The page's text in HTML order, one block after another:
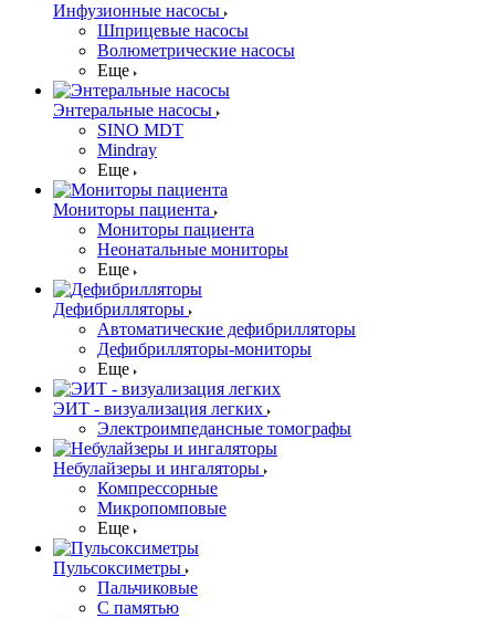
Инфузионные насосы
Шприцевые насосы
Волюметрические насосы
Еще
Энтеральные насосы
SINO MDT
Mindray
Еще
Мониторы пациента
Мониторы пациента
Неонатальные мониторы
Еще
Дефибрилляторы
Автоматические дефибрилляторы
Дефибрилляторы-мониторы
Еще
ЭИТ - визуализация легких
Электроимпедансные томографы
Небулайзеры и ингаляторы
Компрессорные
Микропомповые
Еще
Пульсоксиметры
Пальчиковые
С памятью